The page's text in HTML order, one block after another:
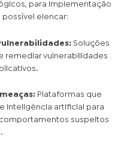
para implementação
possível elencar:
Soluções
remediar vulnerabilidades
Plataformas que
inteligência artificial para
suspeitos